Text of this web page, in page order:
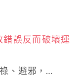
誤反而破壞運
、避邪，…